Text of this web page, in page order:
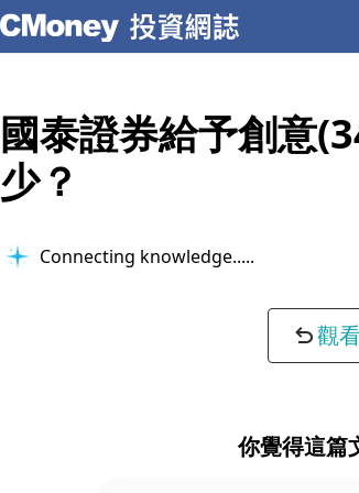
國泰證券給予創意
少？
Verifying accuracy...
觀
你覺得這篇